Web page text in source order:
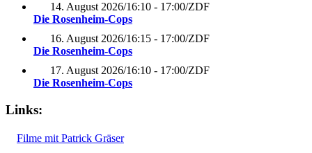
14. August 2026/16:10 - 17:00/ZDF
Die Rosenheim-Cops
16. August 2026/16:15 - 17:00/ZDF
Die Rosenheim-Cops
17. August 2026/16:10 - 17:00/ZDF
Die Rosenheim-Cops
Links:
Filme mit Patrick Gräser